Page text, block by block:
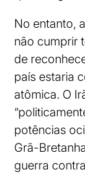
No entanto,
não cumprir
de
país estaria
atômica. O
potências
Grã-
guerra